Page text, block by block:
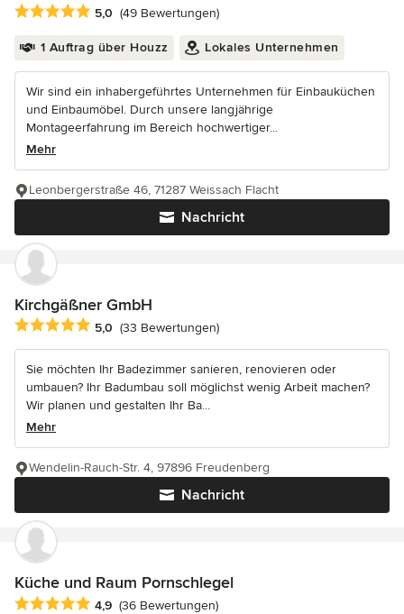
Durchschnittliche Bewertung: 5 von 5 Sternen
5,0 (49 Bewertungen)
1 Auftrag über Houzz Lokales Unternehmen
Wir sind ein inhabergeführtes Unternehmen für Einbauküchen
und Einbaumöbel. Durch unsere langjährige
Montageerfahrung im Bereich hochwertiger...
Mehr
Nachricht
Leonbergerstraße 46, 71287 Weissach Flacht
Kirchgäßner GmbH
Durchschnittliche Bewertung: 5 von 5 Sternen
5,0 (33 Bewertungen)
Sie möchten Ihr Badezimmer sanieren, renovieren oder
umbauen? Ihr Badumbau soll möglichst wenig Arbeit machen?
Wir planen und gestalten Ihr Ba...
Mehr
Nachricht
Wendelin-Rauch-Str. 4, 97896 Freudenberg
Küche und Raum Pornschlegel
Durchschnittliche Bewertung: 4.9 von 5 Sternen
4,9 (36 Bewertungen)